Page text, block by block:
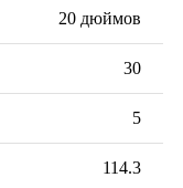
20 дюймов
30
5
114.3